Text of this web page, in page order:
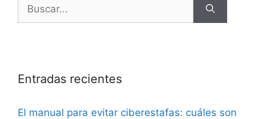
Entradas recientes
El manual para evitar ciberestafas: cuáles son